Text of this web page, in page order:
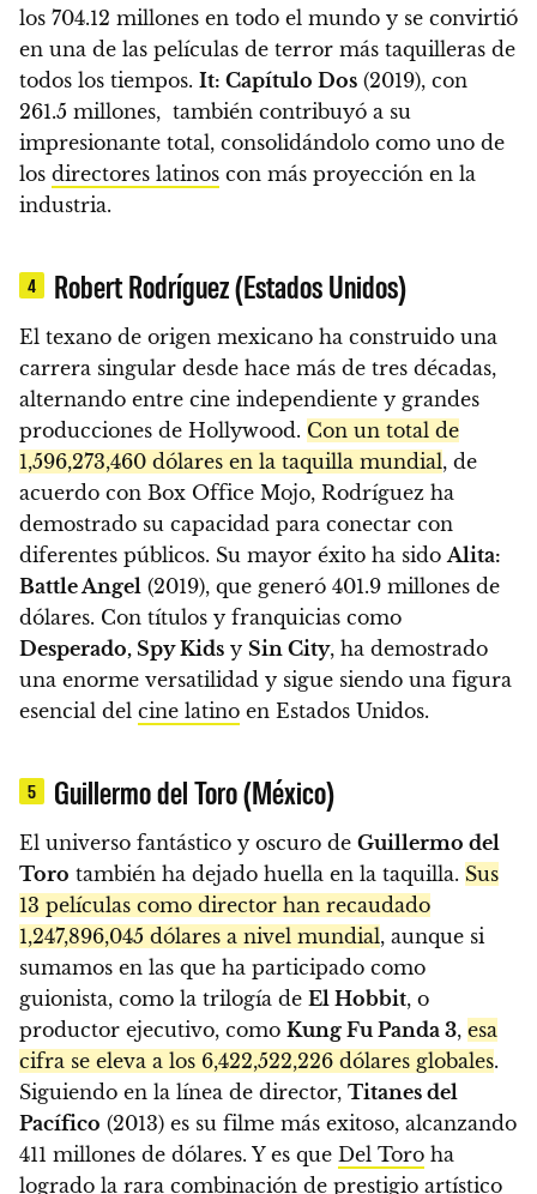
los 704.12 millones en todo el mundo y se convirtió
en una de las películas de terror más taquilleras de
todos los tiempos. It: Capítulo Dos (2019), con
261.5 millones, también contribuyó a su
impresionante total, consolidándolo como uno de
los directores latinos con más proyección en la
industria.
4 Robert Rodríguez (Estados Unidos)
El texano de origen mexicano ha construido una
carrera singular desde hace más de tres décadas,
alternando entre cine independiente y grandes
producciones de Hollywood. Con un total de
1,596,273,460 dólares en la taquilla mundial, de
acuerdo con Box Office Mojo, Rodríguez ha
demostrado su capacidad para conectar con
diferentes públicos. Su mayor éxito ha sido Alita:
Battle Angel (2019), que generó 401.9 millones de
dólares. Con títulos y franquicias como
Desperado, Spy Kids y Sin City, ha demostrado
una enorme versatilidad y sigue siendo una figura
esencial del cine latino en Estados Unidos.
5 Guillermo del Toro (México)
El universo fantástico y oscuro de Guillermo del
Toro también ha dejado huella en la taquilla. Sus
13 películas como director han recaudado
1,247,896,045 dólares a nivel mundial, aunque si
sumamos en las que ha participado como
guionista, como la trilogía de El Hobbit, o
productor ejecutivo, como Kung Fu Panda 3, esa
cifra se eleva a los 6,422,522,226 dólares globales.
Siguiendo en la línea de director, Titanes del
Pacífico (2013) es su filme más exitoso, alcanzando
411 millones de dólares. Y es que Del Toro ha
logrado la rara combinación de prestigio artístico